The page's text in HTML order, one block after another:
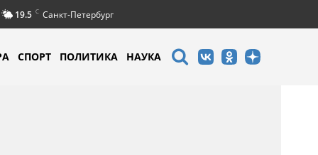
19.5 C Санкт-Петербург
СПОРТ ПОЛИТИКА НАУКА